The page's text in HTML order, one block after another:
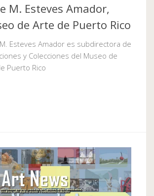
M. Esteves Amador,
de Arte de Puerto Rico
Esteves Amador es subdirectora de
y Colecciones del Museo de
Puerto Rico